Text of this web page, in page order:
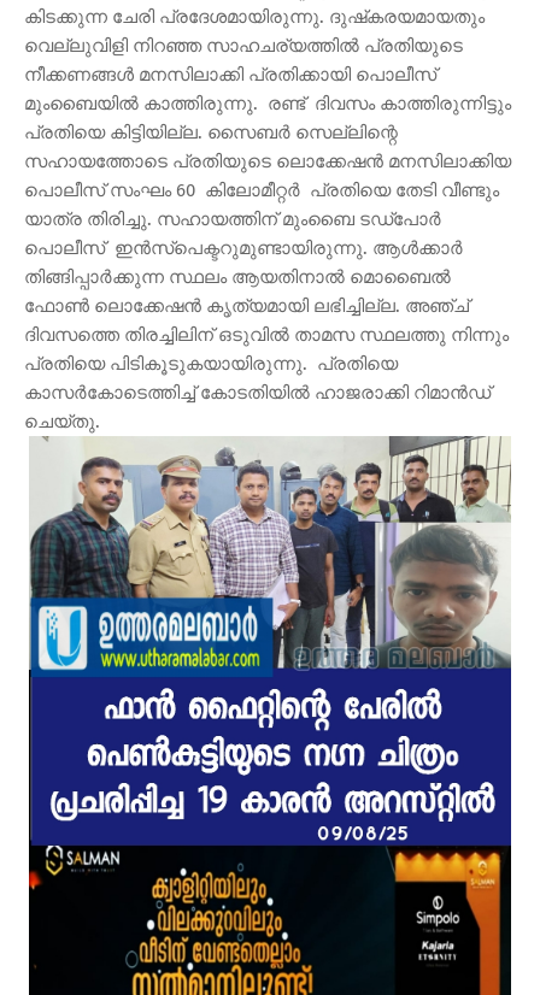
കിടക്കുന്ന ചേരി പ്രദേശമായിരുന്നു. ദുഷ്‌കരയമായതും
വെല്ലുവിളി നിറഞ്ഞ സാഹചര്യത്തിൽ പ്രതിയുടെ
നീക്കണങ്ങൾ മനസിലാക്കി പ്രതിക്കായി പൊലീസ്
മുംബൈയിൽ കാത്തിരുന്നു. രണ്ട് ദിവസം കാത്തിരുന്നിട്ടും
പ്രതിയെ കിട്ടിയില്ല. സൈബർ സെല്ലിന്റെ
സഹായത്തോടെ പ്രതിയുടെ ലൊക്കേഷൻ മനസിലാക്കിയ
പൊലീസ് സംഘം 60 കിലോമീറ്റർ പ്രതിയെ തേടി വീണ്ടും
യാത്ര തിരിച്ചു. സഹായത്തിന് മുംബൈ ടഡ്‌പോർ
പൊലീസ് ഇൻസ്പെക്ടറുമുണ്ടായിരുന്നു. ആൾക്കാർ
തിങ്ങിപ്പാർക്കുന്ന സ്ഥലം ആയതിനാൽ മൊബൈൽ
ഫോൺ ലൊക്കേഷൻ കൃത്യമായി ലഭിച്ചില്ല. അഞ്ച്
ദിവസത്തെ തിരച്ചിലിന് ഒടുവിൽ താമസ സ്ഥലത്തു നിന്നും
പ്രതിയെ പിടികൂടുകയായിരുന്നു. പ്രതിയെ
കാസർകോടെത്തിച്ച് കോടതിയിൽ ഹാജരാക്കി റിമാൻഡ്
ചെയ്തു.